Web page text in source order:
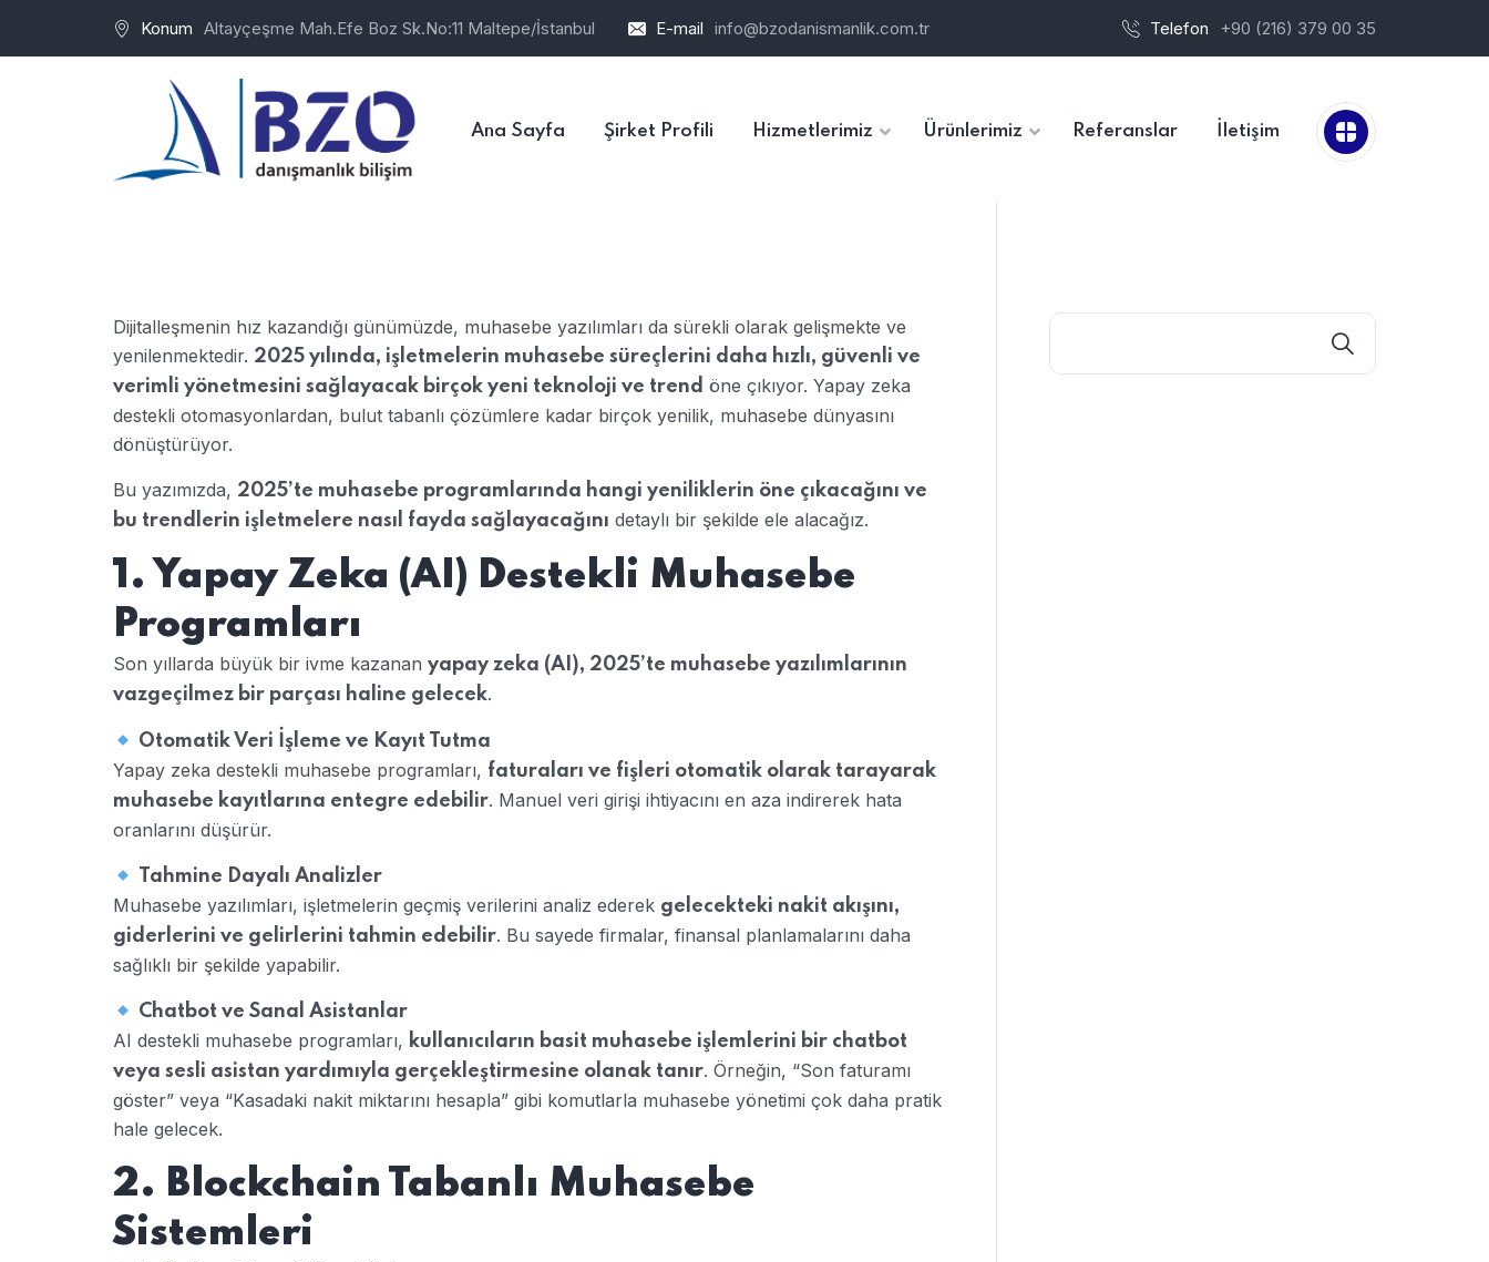
Konum Altayçeşme Mah.Efe Boz Sk.No:11 Maltepe/İstanbul E-mail info@bzodanismanlik.com.tr Telefon +90 (216) 379 00 35
Ana Sayfa Şirket Profili Hizmetlerimiz Ürünlerimiz Referanslar İletişim
Dijitalleşmenin hız kazandığı günümüzde, muhasebe yazılımları da sürekli olarak gelişmekte ve
yenilenmektedir. 2025 yılında, işletmelerin muhasebe süreçlerini daha hızlı, güvenli ve
verimli yönetmesini sağlayacak birçok yeni teknoloji ve trend öne çıkıyor. Yapay zeka
destekli otomasyonlardan, bulut tabanlı çözümlere kadar birçok yenilik, muhasebe dünyasını
dönüştürüyor.
Bu yazımızda, 2025’te muhasebe programlarında hangi yeniliklerin öne çıkacağını ve
bu trendlerin işletmelere nasıl fayda sağlayacağını detaylı bir şekilde ele alacağız.
1. Yapay Zeka (AI) Destekli Muhasebe
Programları
Son yıllarda büyük bir ivme kazanan yapay zeka (AI), 2025’te muhasebe yazılımlarının
vazgeçilmez bir parçası haline gelecek.
Otomatik Veri İşleme ve Kayıt Tutma
Yapay zeka destekli muhasebe programları, faturaları ve fişleri otomatik olarak tarayarak
muhasebe kayıtlarına entegre edebilir. Manuel veri girişi ihtiyacını en aza indirerek hata
oranlarını düşürür.
Tahmine Dayalı Analizler
Muhasebe yazılımları, işletmelerin geçmiş verilerini analiz ederek gelecekteki nakit akışını,
giderlerini ve gelirlerini tahmin edebilir. Bu sayede firmalar, finansal planlamalarını daha
sağlıklı bir şekilde yapabilir.
Chatbot ve Sanal Asistanlar
AI destekli muhasebe programları, kullanıcıların basit muhasebe işlemlerini bir chatbot
veya sesli asistan yardımıyla gerçekleştirmesine olanak tanır. Örneğin, “Son faturamı
göster” veya “Kasadaki nakit miktarını hesapla” gibi komutlarla muhasebe yönetimi çok daha pratik
hale gelecek.
2. Blockchain Tabanlı Muhasebe
Sistemleri